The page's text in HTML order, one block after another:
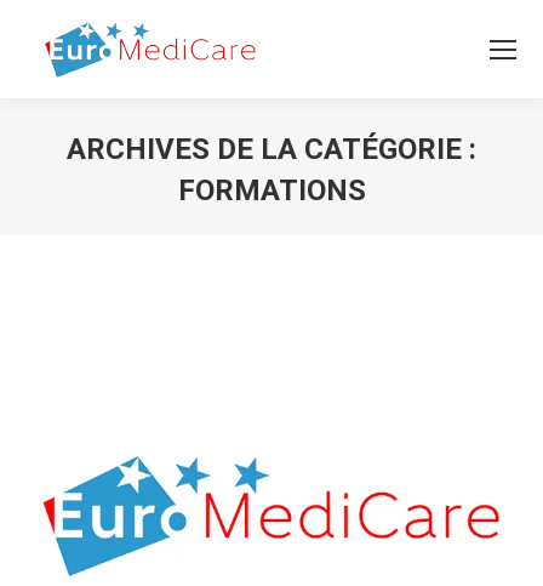
ARCHIVES DE LA CATÉGORIE :
FORMATIONS